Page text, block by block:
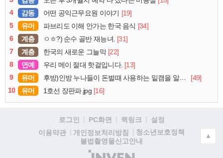
4
감동 어떤 공익근무요원 이야기 [19]
5
유머 파브리도 이해 안가는 한국 음식 [34]
6
계층 ㅇㅎ?) 순수 골반 재능녀. [31]
7
계층 한국의 새로운 그늘막 [22]
8
연예 우리 메이 절대 핫걸입니다. [13]
9
유머 후방)인방 누나들이 돈벌때 사용하는 밑캠을 알아보자
[49]
10
유머 1호선 장판파.jpg [16]
로그인 PC화면 퀵링크
설정
이용약관
개인정보처리방침
청소년보호정책
불법촬영물신고안내
(주)
▲